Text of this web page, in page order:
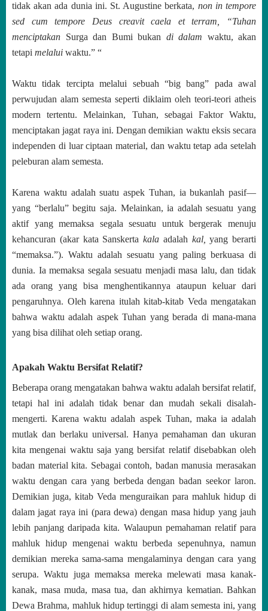
tidak akan ada dunia ini. St. Augustine berkata, non in tempore
sed cum tempore Deus creavit caela et terram, “Tuhan
menciptakan Surga dan Bumi bukan di dalam waktu, akan
tetapi melalui waktu.” “
Waktu tidak tercipta melalui sebuah “big bang” pada awal
perwujudan alam semesta seperti diklaim oleh teori-teori atheis
modern tertentu. Melainkan, Tuhan, sebagai Faktor Waktu,
menciptakan jagat raya ini. Dengan demikian waktu eksis secara
independen di luar ciptaan material, dan waktu tetap ada setelah
peleburan alam semesta.
Karena waktu adalah suatu aspek Tuhan, ia bukanlah pasif—
yang “berlalu” begitu saja. Melainkan, ia adalah sesuatu yang
aktif yang memaksa segala sesuatu untuk bergerak menuju
kehancuran (akar kata Sanskerta kala adalah kal,yang berarti
“memaksa.”). Waktu adalah sesuatu yang paling berkuasa di
dunia. Ia memaksa segala sesuatu menjadi masa lalu, dan tidak
ada orang yang bisa menghentikannya ataupun keluar dari
pengaruhnya. Oleh karena itulah kitab-kitab Veda mengatakan
bahwa waktu adalah aspek Tuhan yang berada di mana-mana
yang bisa dilihat oleh setiap orang.
Apakah Waktu Bersifat Relatif?
Beberapa orang mengatakan bahwa waktu adalah bersifat relatif,
tetapi hal ini adalah tidak benar dan mudah sekali disalah-
mengerti. Karena waktu adalah aspek Tuhan, maka ia adalah
mutlak dan berlaku universal. Hanya pemahaman dan ukuran
kita mengenai waktu saja yang bersifat relatif disebabkan oleh
badan material kita. Sebagai contoh, badan manusia merasakan
waktu dengan cara yang berbeda dengan badan seekor laron.
Demikian juga, kitab Veda menguraikan para mahluk hidup di
dalam jagat raya ini (para dewa) dengan masa hidup yang jauh
lebih panjang daripada kita. Walaupun pemahaman relatif para
mahluk hidup mengenai waktu berbeda sepenuhnya, namun
demikian mereka sama-sama mengalaminya dengan cara yang
serupa. Waktu juga memaksa mereka melewati masa kanak-
kanak, masa muda, masa tua, dan akhirnya kematian. Bahkan
Dewa Brahma, mahluk hidup tertinggi di alam semesta ini, yang